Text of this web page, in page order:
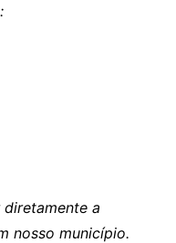
a
nosso município.